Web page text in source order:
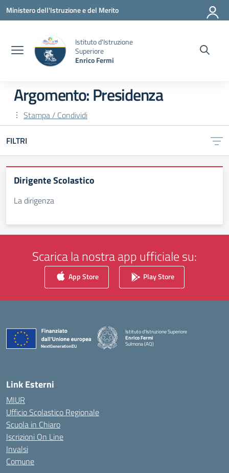
Vai ai contenuti
Vai al menu di navigazione
Vai al footer
Ministero dell'Istruzione e del Merito
Istituto d'Istruzione
Superiore
Enrico Fermi
Argomento: Presidenza
Stampa / Condividi
FILTRI
Dirigente Scolastico
La dirigenza
Scarica la nostra app ufficiale su:
App Store Play Store
Istituto d'Istruzione Superiore
Enrico Fermi
Sulmona (AQ)
— Visita la pagina iniziale della scuola
Link Esterni
MIUR
Ufficio Scolastico Regionale
Scuola in Chiaro
Iscrizioni On Line
Invalsi
Comune